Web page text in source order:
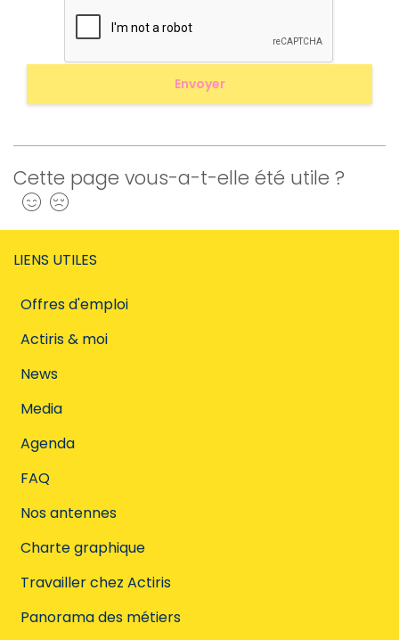
Cette page vous-a-t-elle été utile ?
Oui
LIENS UTILES
Offres d'emploi
Actiris & moi
News
Media
Agenda
FAQ
Nos antennes
Charte graphique
Travailler chez Actiris
Panorama des métiers